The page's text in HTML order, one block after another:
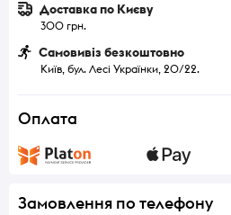
Доставка по Києву
300 грн.
Самовивіз безкоштовно
Київ, бул. Лесі Українки, 20/22.
Оплата
Замовлення по телефону